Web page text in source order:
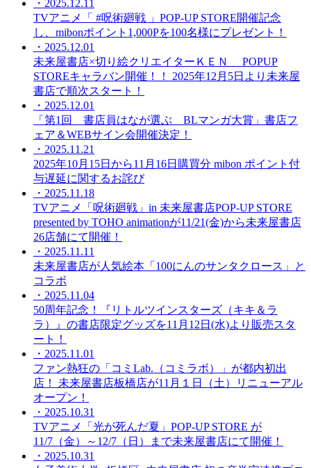
・2025.12.11
TVアニメ「 #呪術廻戦 」POP-UP STORE開催記念
し、mibonポイント1,000Pを100名様にプレゼント！
・2025.12.01
未来屋書店×切り絵クリエイターＫＥＮ POPUP
STOREキャラバン開催！！ 2025年12月5日より未来屋
書店で順次スタート！
・2025.12.01
「第1回 書店員はなが選ぶ BLマンガ大賞」書店フ
ェア＆WEBサイン会開催決定！
・2025.11.21
2025年10月15日から11月16日購買分 mibon ポイント付
与遅延に関するお詫び
・2025.11.18
TVアニメ「呪術廻戦」in 未来屋書店POP-UP STORE
presented by TOHO animationが11/21(金)から未来屋書店
26店舗にて開催！
・2025.11.11
未来屋書店が人気絵本「100にんのサンタクロース」と
コラボ
・2025.11.04
50周年記念！『リトルツインスターズ（キキ＆ラ
ラ）』の書店限定グッズを11月12日(水)より販売スタ
ート！
・2025.11.01
ファン熱狂の「コミLab.（コミラボ）」が都内初出
店！ 未来屋書店板橋店が11月１日（土）リニューアル
オープン！
・2025.10.31
TVアニメ「光が死んだ夏」POP-UP STORE が
11/7（金）～12/7（日）まで未来屋書店にて開催！
・2025.10.31